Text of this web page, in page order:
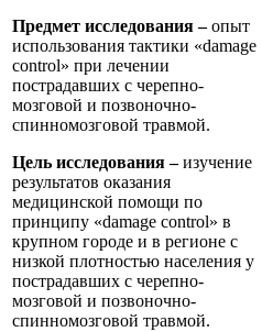
Предмет исследования –опыт
использования тактики «damage
control» при лечении
пострадавших с черепно-
мозговой и позвоночно-
спинномозговой травмой.
Цель исследования –изучение
результатов оказания
медицинской помощи по
принципу «damage control» в
крупном городе и в регионе с
низкой плотностью населения у
пострадавших с черепно-
мозговой и позвоночно-
спинномозговой травмой.